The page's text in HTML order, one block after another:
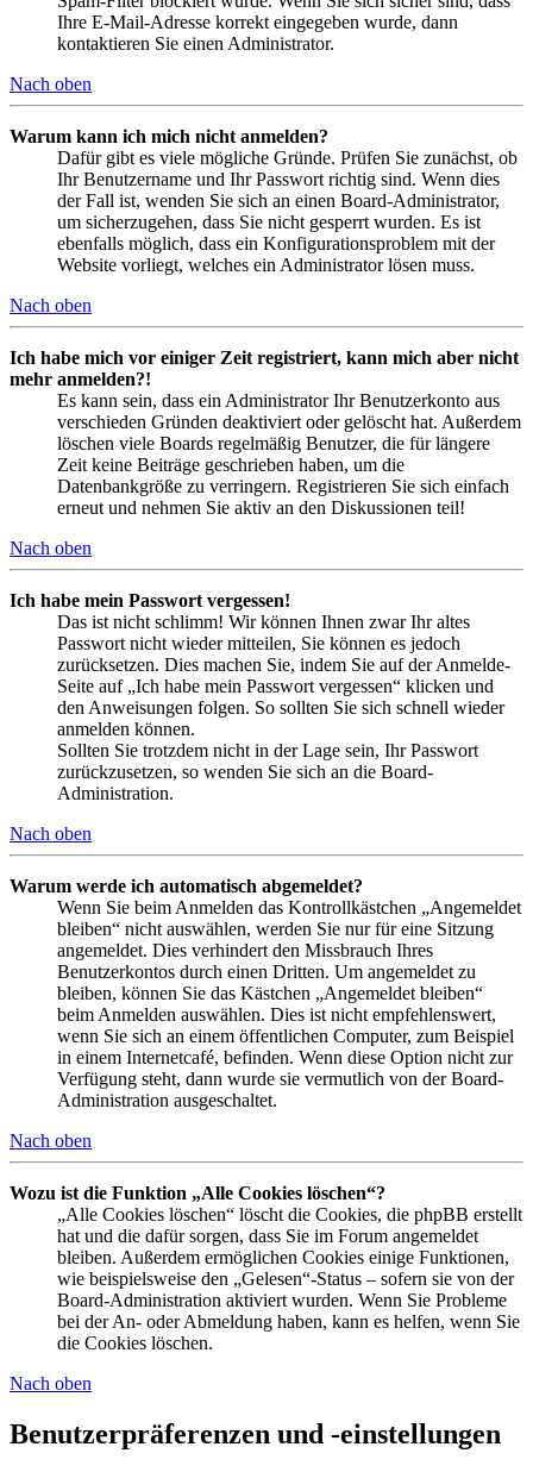
Ihre E-Mail-Adresse korrekt eingegeben wurde, dann
kontaktieren Sie einen Administrator.
Nach oben
Warum kann ich mich nicht anmelden?
Dafür gibt es viele mögliche Gründe. Prüfen Sie zunächst, ob
Ihr Benutzername und Ihr Passwort richtig sind. Wenn dies
der Fall ist, wenden Sie sich an einen Board-Administrator,
um sicherzugehen, dass Sie nicht gesperrt wurden. Es ist
ebenfalls möglich, dass ein Konfigurationsproblem mit der
Website vorliegt, welches ein Administrator lösen muss.
Nach oben
Ich habe mich vor einiger Zeit registriert, kann mich aber nicht
mehr anmelden?!
Es kann sein, dass ein Administrator Ihr Benutzerkonto aus
verschieden Gründen deaktiviert oder gelöscht hat. Außerdem
löschen viele Boards regelmäßig Benutzer, die für längere
Zeit keine Beiträge geschrieben haben, um die
Datenbankgröße zu verringern. Registrieren Sie sich einfach
erneut und nehmen Sie aktiv an den Diskussionen teil!
Nach oben
Ich habe mein Passwort vergessen!
Das ist nicht schlimm! Wir können Ihnen zwar Ihr altes
Passwort nicht wieder mitteilen, Sie können es jedoch
zurücksetzen. Dies machen Sie, indem Sie auf der Anmelde-
Seite auf „Ich habe mein Passwort vergessen“ klicken und
den Anweisungen folgen. So sollten Sie sich schnell wieder
anmelden können.
Sollten Sie trotzdem nicht in der Lage sein, Ihr Passwort
zurückzusetzen, so wenden Sie sich an die Board-
Administration.
Nach oben
Warum werde ich automatisch abgemeldet?
Wenn Sie beim Anmelden das Kontrollkästchen „Angemeldet
bleiben“ nicht auswählen, werden Sie nur für eine Sitzung
angemeldet. Dies verhindert den Missbrauch Ihres
Benutzerkontos durch einen Dritten. Um angemeldet zu
bleiben, können Sie das Kästchen „Angemeldet bleiben“
beim Anmelden auswählen. Dies ist nicht empfehlenswert,
wenn Sie sich an einem öffentlichen Computer, zum Beispiel
in einem Internetcafé, befinden. Wenn diese Option nicht zur
Verfügung steht, dann wurde sie vermutlich von der Board-
Administration ausgeschaltet.
Nach oben
Wozu ist die Funktion „Alle Cookies löschen“?
„Alle Cookies löschen“ löscht die Cookies, die phpBB erstellt
hat und die dafür sorgen, dass Sie im Forum angemeldet
bleiben. Außerdem ermöglichen Cookies einige Funktionen,
wie beispielsweise den „Gelesen“-Status – sofern sie von der
Board-Administration aktiviert wurden. Wenn Sie Probleme
bei der An- oder Abmeldung haben, kann es helfen, wenn Sie
die Cookies löschen.
Nach oben
Benutzerpräferenzen und -einstellungen